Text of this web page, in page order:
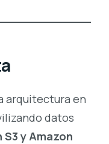
arquitectura en
datos
S3 y Amazon